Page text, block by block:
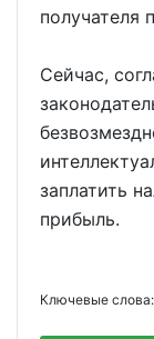
получателя
Сейчас,
заплатить
прибыль.
Ключевые слова: